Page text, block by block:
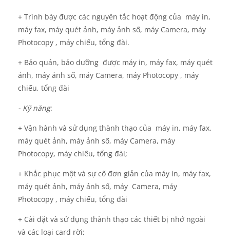
+ Trình bày được các nguyên tắc hoạt động của máy in,
máy fax, máy quét ảnh, máy ảnh số, máy Camera, máy
Photocopy , máy chiếu, tổng đài.
+ Bảo quản, bảo dưỡng được máy in, máy fax, máy quét
ảnh, máy ảnh số, máy Camera, máy Photocopy , máy
chiếu, tổng đài
- Kỹ năng:
+ Vận hành và sử dụng thành thạo của máy in, máy fax,
máy quét ảnh, máy ảnh số, máy Camera, máy
Photocopy, máy chiếu, tổng đài;
+ Khắc phục một và sự cố đơn giản của máy in, máy fax,
máy quét ảnh, máy ảnh số, máy Camera, máy
Photocopy , máy chiếu, tổng đài
+ Cài đặt và sử dụng thành thạo các thiết bị nhớ ngoài
và các loại card rời;